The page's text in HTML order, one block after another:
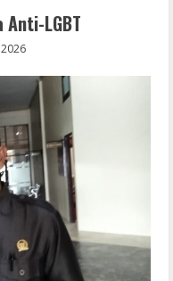
Anti-LGBT
2026